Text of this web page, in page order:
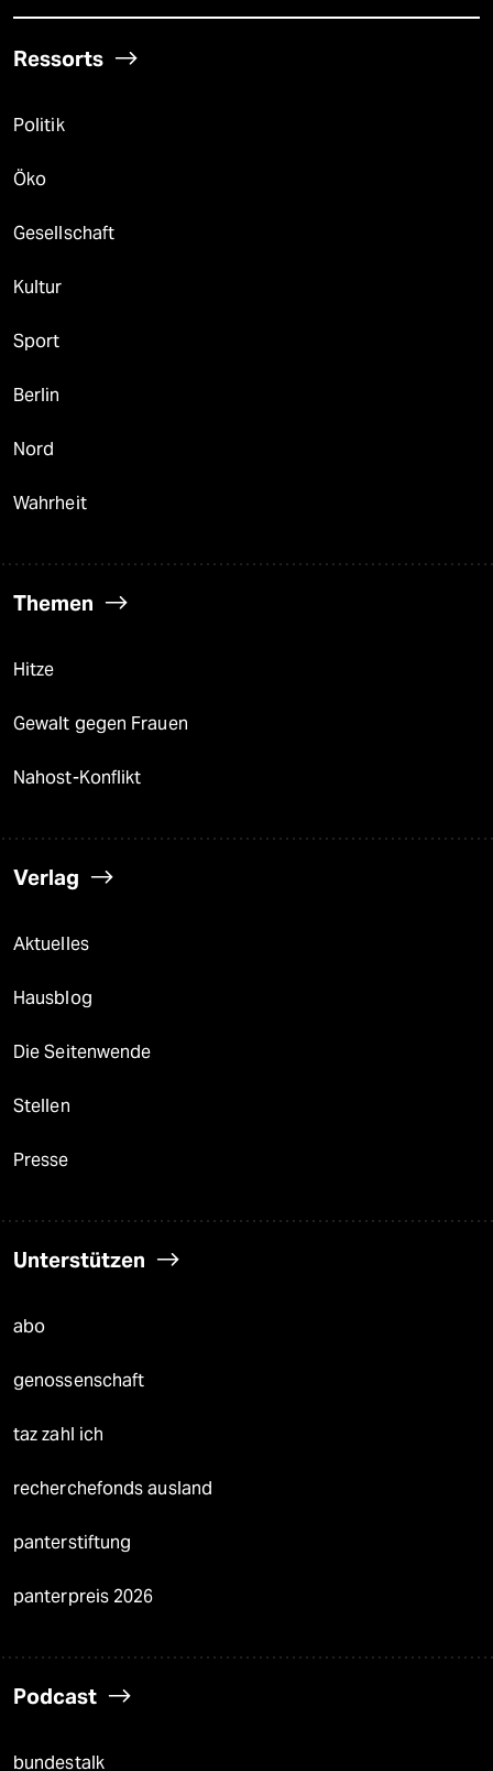
Ressorts
Politik
Öko
Gesellschaft
Kultur
Sport
Berlin
Nord
Wahrheit
Themen
Hitze
Gewalt gegen Frauen
Nahost-Konflikt
Verlag
Aktuelles
Hausblog
Die Seitenwende
Stellen
Presse
Unterstützen
abo
genossenschaft
taz zahl ich
recherchefonds ausland
panterstiftung
panterpreis 2026
Podcast
bundestalk